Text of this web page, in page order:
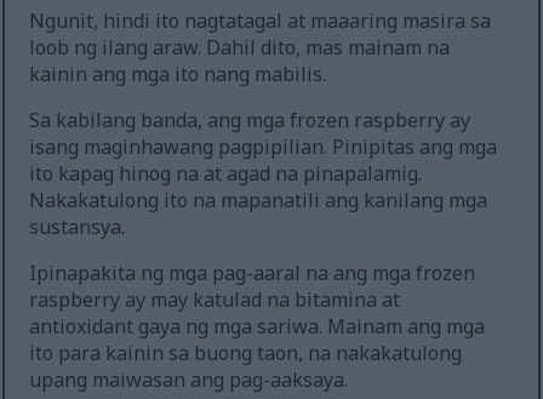
Ngunit, hindi ito nagtatagal at maaaring masira sa
loob ng ilang araw. Dahil dito, mas mainam na
kainin ang mga ito nang mabilis.
Sa kabilang banda, ang mga frozen raspberry ay
isang maginhawang pagpipilian. Pinipitas ang mga
ito kapag hinog na at agad na pinapalamig.
Nakakatulong ito na mapanatili ang kanilang mga
sustansya.
Ipinapakita ng mga pag-aaral na ang mga frozen
raspberry ay may katulad na bitamina at
antioxidant gaya ng mga sariwa. Mainam ang mga
ito para kainin sa buong taon, na nakakatulong
upang maiwasan ang pag-aaksaya.